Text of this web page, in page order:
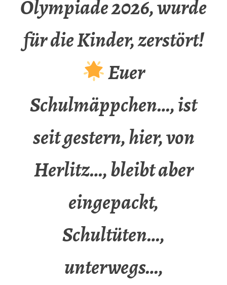
Olympiade 2026, wurde
für die Kinder, zerstört!
Euer
Schulmäppchen…, ist
seit gestern, hier, von
Herlitz…, bleibt aber
eingepackt,
Schultüten…,
unterwegs…,